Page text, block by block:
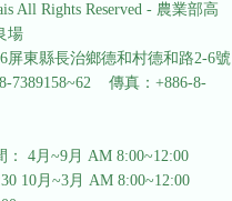
All Rights Reserved - 農業部高
場
屏東縣長治鄉德和村德和路2-6號
7389158~62 傳真：+886-8-
： 4月~9月 AM 8:00~12:00
10月~3月 AM 8:00~12:00